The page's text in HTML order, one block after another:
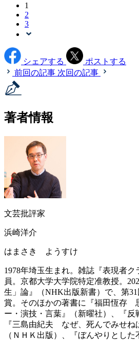
1
2
3
シェアする
ポストする
前回の記事 次回の記事
著者情報
文芸批評家
浜崎洋介
はまさき ようすけ
1978年埼玉生まれ。雑誌『表現者
員。京都大学大学院特定准教授。
生」論』（NHK出版新書）で、第
賞。そのほかの著書に『福田恆存
ー・演技・言葉』（新曜社）、『反
『三島由紀夫 なぜ、死んでみせね
（ＮＨＫ出版）、『ぼんやりとし